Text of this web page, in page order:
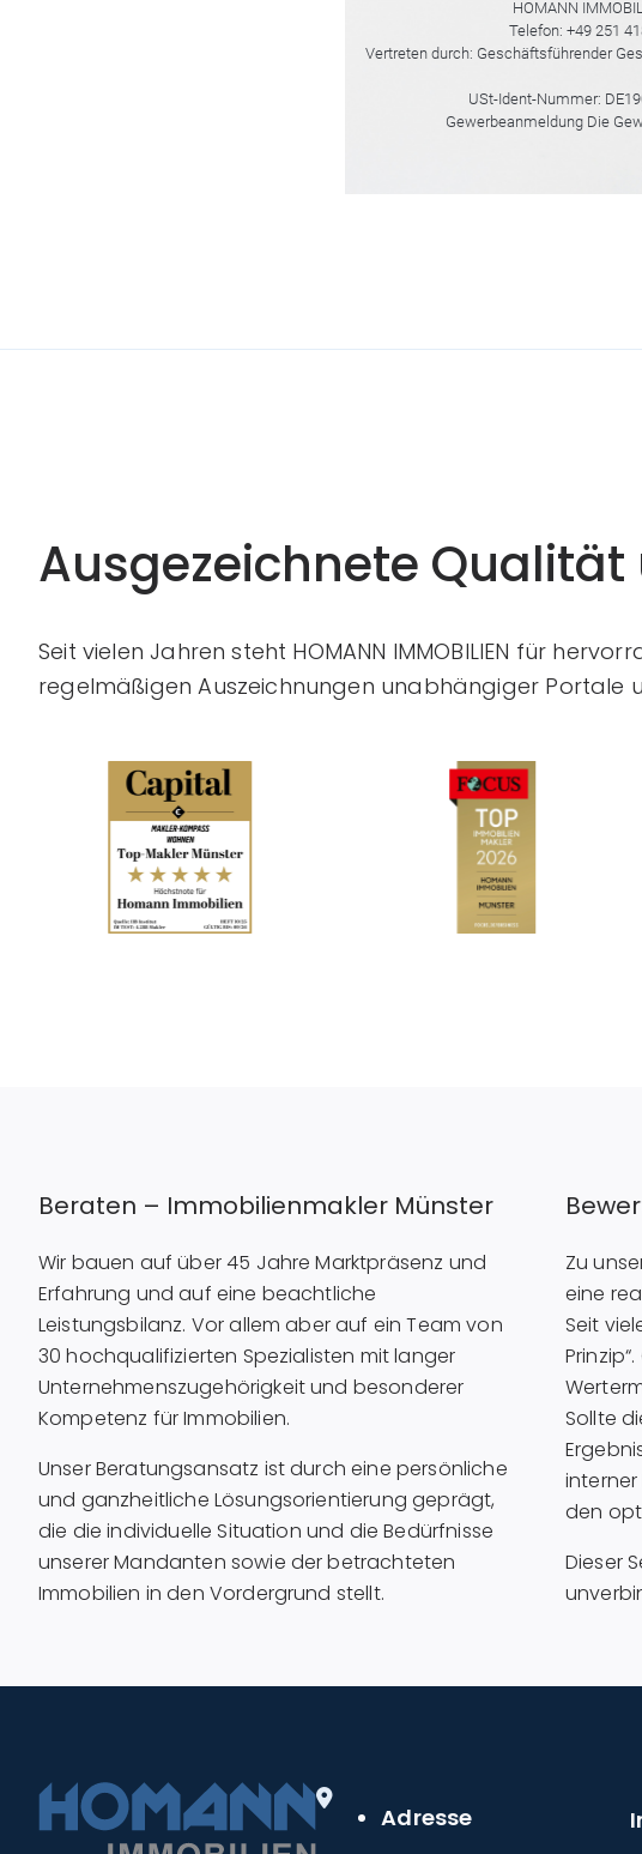
Ausgezeichnete Qualität
Seit vielen Jahren steht HOMANN IMMOBILIEN für
regelmäßigen Auszeichnungen unabhängiger Portale
Beraten – Immobilienmakler Münster
Wir bauen auf über 45 Jahre Marktpräsenz und
Erfahrung und auf eine beachtliche
Leistungsbilanz. Vor allem aber auf ein Team von
30 hochqualifizierten Spezialisten mit langer
Unternehmenszugehörigkeit und besonderer
Kompetenz für Immobilien.
Unser Beratungsansatz ist durch eine persönliche
und ganzheitliche Lösungsorientierung geprägt,
die die individuelle Situation und die Bedürfnisse
unserer Mandanten sowie der betrachteten
Immobilien in den Vordergrund stellt.
Zu
eine
Seit
Sollte
den
Dieser
Adresse